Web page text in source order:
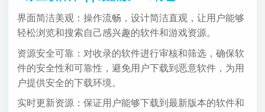
界面简洁美观：操作流畅，设计简洁直观，让用户能够
轻松浏览和搜索自己感兴趣的软件和游戏资源。
资源安全可靠：对收录的软件进行审核和筛选，确保软
件的安全性和可靠性，避免用户下载到恶意软件，为用
户提供安全的下载环境。
实时更新资源：保证用户能够下载到最新版本的软件和